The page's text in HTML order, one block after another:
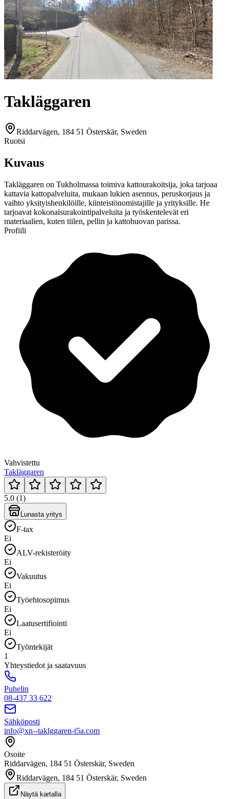
Takläggaren
Riddarvägen, 184 51 Österskär, Sweden
Ruotsi
Kuvaus
Takläggaren on Tukholmassa toimiva kattourakoitsija, joka tarjoaa
kattavia kattopalveluita, mukaan lukien asennus, peruskorjaus ja
vaihto yksityishenkilöille, kiinteistönomistajille ja yrityksille. He
tarjoavat kokonaisurakointipalveluita ja työskentelevät eri
materiaalien, kuten tiilen, pellin ja kattohuovan parissa.
Profiili
Vahvistettu
Takläggaren
5.0 (1)
Lunasta yritys
F-tax
Ei
ALV-rekisteröity
Ei
Vakuutus
Ei
Työehtosopimus
Ei
Laatusertifiointi
Ei
Työntekijät
1
Yhteystiedot ja saatavuus
Puhelin
08-437 33 622
Sähköposti
info@xn--taklggaren-t5a.com
Osoite
Riddarvägen, 184 51 Österskär, Sweden
Riddarvägen, 184 51 Österskär, Sweden
Näytä kartalla